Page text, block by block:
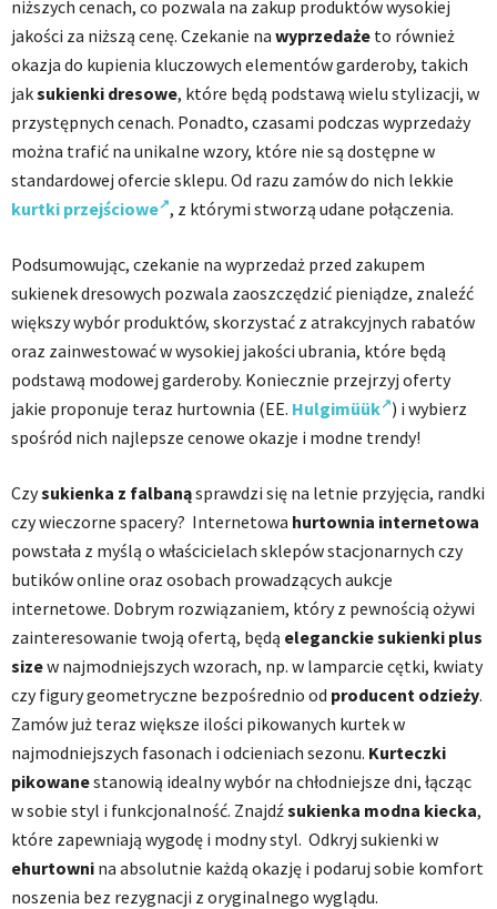
niższych cenach, co pozwala na zakup produktów wysokiej
jakości za niższą cenę. Czekanie na wyprzedaże to również
okazja do kupienia kluczowych elementów garderoby, takich
jaksukienki dresowe, które będą podstawą wielu stylizacji, w
przystępnych cenach. Ponadto, czasami podczas wyprzedaży
można trafić na unikalne wzory, które nie są dostępne w
standardowej ofercie sklepu. Od razu zamów do nich lekkie
kurtki przejściowe , z którymi stworzą udane połączenia.
Podsumowując, czekanie na wyprzedaż przed zakupem
sukienek dresowych pozwala zaoszczędzić pieniądze, znaleźć
większy wybór produktów, skorzystać z atrakcyjnych rabatów
oraz zainwestować w wysokiej jakości ubrania, które będą
podstawą modowej garderoby. Koniecznie przejrzyj oferty
jakie proponuje teraz hurtownia (EE. Hulgimüük ) i wybierz
spośród nich najlepsze cenowe okazje i modne trendy!
Czysukienka z falbanąsprawdzi się na letnie przyjęcia, randki
czy wieczorne spacery? Internetowa hurtownia internetowa
powstała z myślą o właścicielach sklepów stacjonarnych czy
butików online oraz osobach prowadzących aukcje
internetowe. Dobrym rozwiązaniem, który z pewnością ożywi
zainteresowanie twoją ofertą, będą eleganckie sukienki plus
sizew najmodniejszych wzorach, np. w lamparcie cętki, kwiaty
czy figury geometryczne bezpośrednio od producent odzieży.
Zamów już teraz większe ilości pikowanych kurtek w
najmodniejszych fasonach i odcieniach sezonu. Kurteczki
pikowanestanowią idealny wybór na chłodniejsze dni, łącząc
w sobie styl i funkcjonalność. Znajdźsukienka modna kiecka,
które zapewniają wygodę i modny styl. Odkryj sukienki w
ehurtowni na absolutnie każdą okazję i podaruj sobie komfort
noszenia bez rezygnacji z oryginalnego wyglądu.